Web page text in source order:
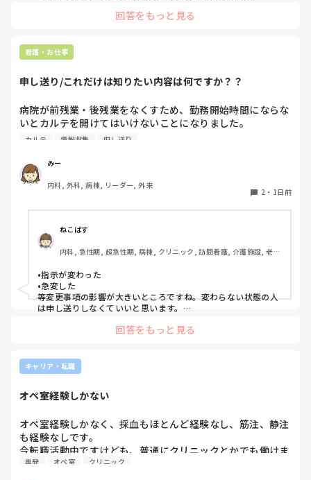
回答をもっと見る
看護・お仕事
申し送り/これだけは知りたい内容は何ですか？？
病院が前残業・後残業をなくすため、勤務開始時間にならな
いとカルテを開けてはいけないことになりました。
りと記録に残していない場合はとても困ることが増えまし
た。申し送り自体は存在していますが、後残業もなくす風潮
で、5分以内で終わるように、と言われています。
人にもよるのですが、端的な申し送りのためにこれだけは知
っておきたい内容は何ですか？？
カルテ 情報収集 申し送り
みー
内科, 外科, 病棟, リーダー, 外来
2 ・ 1日前
ねこばす
内科, 急性期, 超急性期, 病棟, クリニック, 訪問看護, 介護施設, 老健
末期, 透析, 保育園・学校, SCU, 派遣, 小規模多機能, 看護多機能
•指示が変わった
•急変した
等変更事項の影響が大きいところですね。変わらない状態の人
は申し送りしなくていいと思います。
Wordで文章を作って渡してました。
回答をもっと見る
キャリア・転職
オペ室経験しかない
オペ室経験しかなく、採血もほとんど経験なし、筋注、静注
も経験なしです。
今転職活動中ですけども、普通にクリニックとかでも働けま
すかね(考えてるところは、眼科や皮膚科あたりです)
単発 オペ室 クリニック